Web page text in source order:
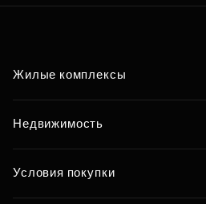
Жилые комплексы
Недвижимость
Условия покупки